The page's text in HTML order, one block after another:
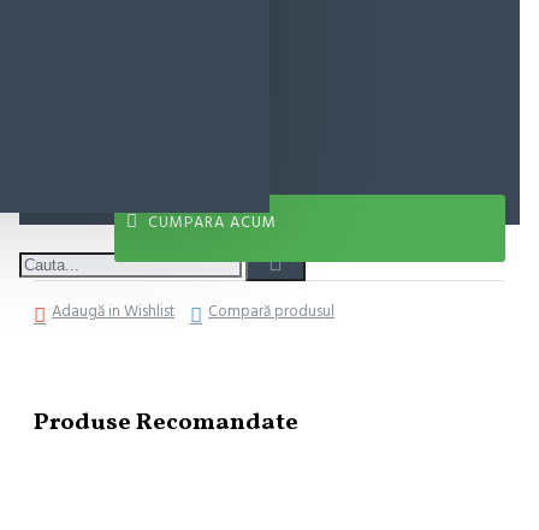
CUMPARA ACUM
Adaugă in Wishlist Compară produsul
Produse Recomandate